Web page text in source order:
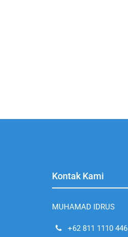
Kontak Kami
MUHAMAD IDRUS
+62 811 1110 446